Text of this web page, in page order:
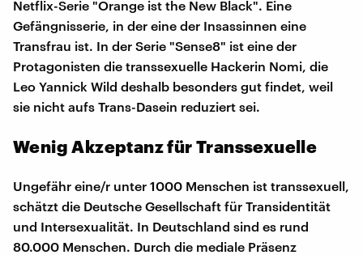
Netflix-Serie "Orange ist the New Black". Eine
Gefängnisserie, in der eine der Insassinnen eine
Transfrau ist. In der Serie "Sense8" ist eine der
Protagonisten die transsexuelle Hackerin Nomi, die
Leo Yannick Wild deshalb besonders gut findet, weil
sie nicht aufs Trans-Dasein reduziert sei.
Wenig Akzeptanz für Transsexuelle
Ungefähr eine/r unter 1000 Menschen ist transsexuell,
schätzt die Deutsche Gesellschaft für Transidentität
und Intersexualität. In Deutschland sind es rund
80.000 Menschen. Durch die mediale Präsenz